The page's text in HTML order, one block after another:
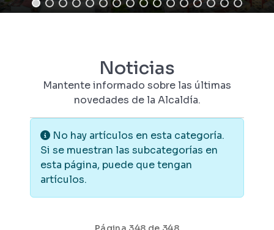
Noticias
Mantente informado sobre las últimas
novedades de la Alcaldía.
Información
No hay artículos en esta categoría.
Si se muestran las subcategorías en
esta página, puede que tengan
artículos.